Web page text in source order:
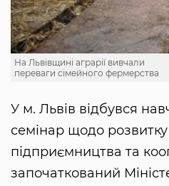
На Львівщині аграрії вивчали
переваги сімейного фермерства
У м. Львів відбувся
семінар щодо
підприємництва та
започаткований